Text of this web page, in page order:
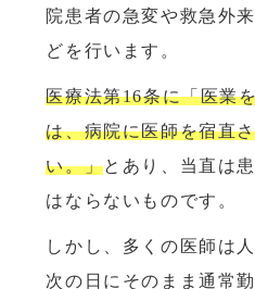
院患者の急変や救急外
どを行います。
医療法第16条に「医業
は、病院に医師を宿直
い。」とあり、当直は
はならないものです。
しかし、多くの医師は
次の日にそのまま通常